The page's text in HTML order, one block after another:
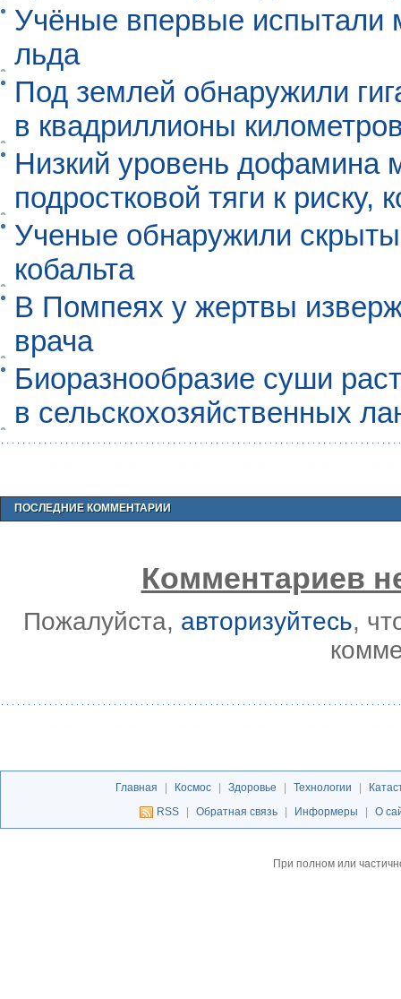
Учёные впервые испытали
льда
Под землей обнаружили
в квадриллионы
Низкий уровень дофамина
подростковой тяги к риску,
Ученые обнаружили
кобальта
В Помпеях у жертвы
врача
Биоразнообразие суши
в сельскохозяйственных
ПОСЛЕДНИЕ КОММЕНТАРИИ
Комментариев
Пожалуйста, авторизуйтесь,
Главная | Космос | Здоровье | Технологии |
RSS
| Обратная связь | Информеры | О
При полном или